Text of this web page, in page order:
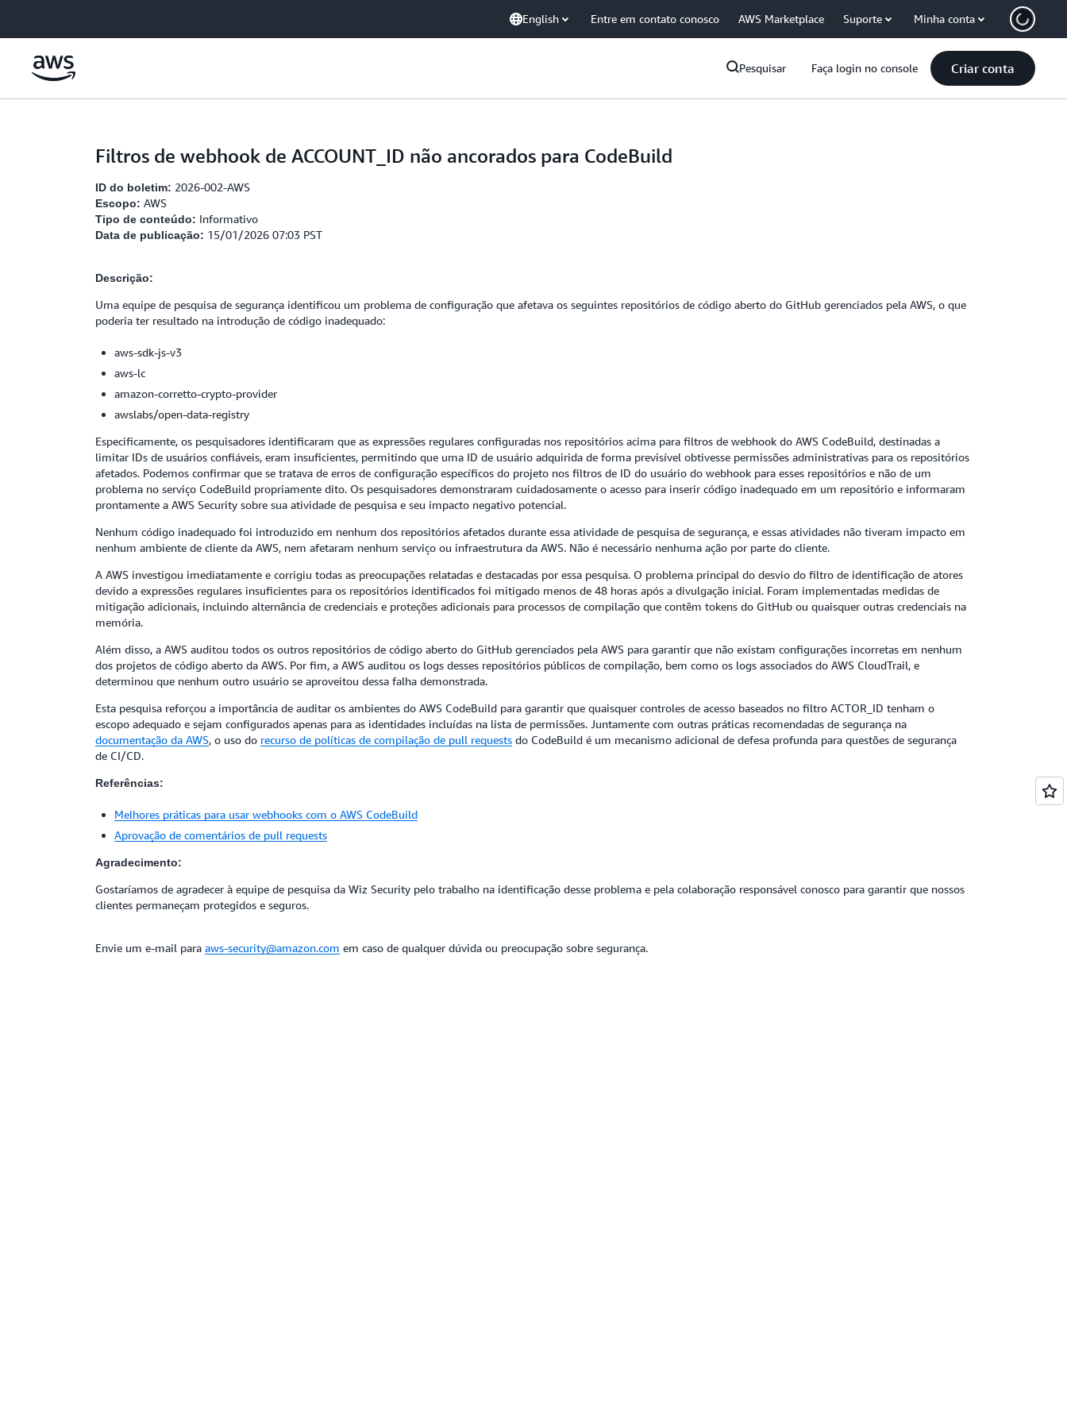
English Entre em contato conosco AWS Marketplace Suporte Minha conta
Pesquisar Faça login no console Criar conta
Filtros de webhook de ACCOUNT_ID não ancorados para CodeBuild
ID do boletim: 2026-002-AWS
Escopo: AWS
Tipo de conteúdo: Informativo
Data de publicação: 15/01/2026 07:03 PST
Descrição:
Uma equipe de pesquisa de segurança identificou um problema de configuração que afetava os seguintes repositórios de código aberto do GitHub gerenciados pela AWS, o que
poderia ter resultado na introdução de código inadequado:
aws-sdk-js-v3
aws-lc
amazon-corretto-crypto-provider
awslabs/open-data-registry
Especificamente, os pesquisadores identificaram que as expressões regulares configuradas nos repositórios acima para filtros de webhook do AWS CodeBuild, destinadas a
limitar IDs de usuários confiáveis, eram insuficientes, permitindo que uma ID de usuário adquirida de forma previsível obtivesse permissões administrativas para os repositórios
afetados. Podemos confirmar que se tratava de erros de configuração específicos do projeto nos filtros de ID do usuário do webhook para esses repositórios e não de um
problema no serviço CodeBuild propriamente dito. Os pesquisadores demonstraram cuidadosamente o acesso para inserir código inadequado em um repositório e informaram
prontamente a AWS Security sobre sua atividade de pesquisa e seu impacto negativo potencial.
Nenhum código inadequado foi introduzido em nenhum dos repositórios afetados durante essa atividade de pesquisa de segurança, e essas atividades não tiveram impacto em
nenhum ambiente de cliente da AWS, nem afetaram nenhum serviço ou infraestrutura da AWS. Não é necessário nenhuma ação por parte do cliente.
A AWS investigou imediatamente e corrigiu todas as preocupações relatadas e destacadas por essa pesquisa. O problema principal do desvio do filtro de identificação de atores
devido a expressões regulares insuficientes para os repositórios identificados foi mitigado menos de 48 horas após a divulgação inicial. Foram implementadas medidas de
mitigação adicionais, incluindo alternância de credenciais e proteções adicionais para processos de compilação que contêm tokens do GitHub ou quaisquer outras credenciais na
memória.
Além disso, a AWS auditou todos os outros repositórios de código aberto do GitHub gerenciados pela AWS para garantir que não existam configurações incorretas em nenhum
dos projetos de código aberto da AWS. Por fim, a AWS auditou os logs desses repositórios públicos de compilação, bem como os logs associados do AWS CloudTrail, e
determinou que nenhum outro usuário se aproveitou dessa falha demonstrada.
Esta pesquisa reforçou a importância de auditar os ambientes do AWS CodeBuild para garantir que quaisquer controles de acesso baseados no filtro ACTOR_ID tenham o
escopo adequado e sejam configurados apenas para as identidades incluídas na lista de permissões. Juntamente com outras práticas recomendadas de segurança na
documentação da AWS, o uso do recurso de políticas de compilação de pull requests do CodeBuild é um mecanismo adicional de defesa profunda para questões de segurança
de CI/CD.
Referências:
Melhores práticas para usar webhooks com o AWS CodeBuild
Aprovação de comentários de pull requests
Agradecimento:
Gostaríamos de agradecer à equipe de pesquisa da Wiz Security pelo trabalho na identificação desse problema e pela colaboração responsável conosco para garantir que nossos
clientes permaneçam protegidos e seguros.
Envie um e-mail para aws-security@amazon.com em caso de qualquer dúvida ou preocupação sobre segurança.